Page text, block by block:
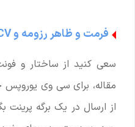
فرمت و ظاهر رزومه و CV یوروپس
سعی کنید از ساختار و
مقاله، برای سی وی یوروپس
از ارسال در یک برگه